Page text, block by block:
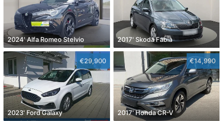
2024' Alfa Romeo Stelvio 2017' Skoda Fabia
€29,900
2023' Ford Galaxy
€14,990
2017' Honda CR-V